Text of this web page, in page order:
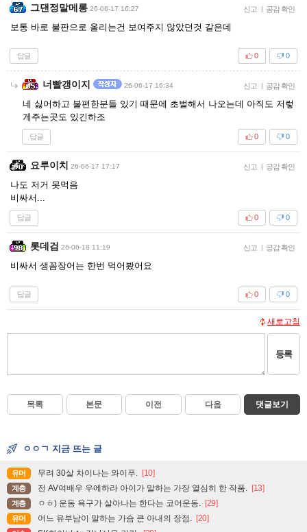
그댄정말메롱 26-06-17 16:27 신고 | 공감 확인
보통 바로 불판으로 올리는건 보여주지 않았던것 같은데
답글 0
0
너빨갱이지 26-06-17 16:34 신고 | 공감 확인
네 싫어하고 불편한분들 있기 때문에 초벌해서 나오는데 아직도 저렇
게주는곳도 있긴하조
답글 0
0
요루이치 26-06-17 17:17 신고 | 공감 확인
나도 저거 못먹음
비싸서...
답글 0
0
롯데검 26-06-18 11:19 신고 | 공감 확인
비싸서 생꼼장어는 한번 먹어봤어요
답글 0
0
새로고침
등록
목록 본문 이전 다음 댓글보기
ㅇㅇㄱ 지금 뜨는 글
유머 무려 30살 차이나는 와이푸. [10]
계층 전 AV여배우 우에하라 아이가 말하는 가장 열심히 한 작품. [13]
계층 ㅇㅎ) 운동 욕구가 살아나는 한다는 코어운동. [29]
유머 어느 유부남이 말하는 가슴 큰 아내의 장점. [20]